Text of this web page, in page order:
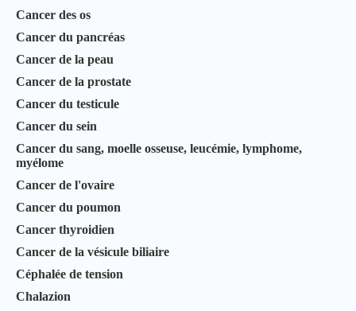
Cancer des os
Cancer du pancréas
Cancer de la peau
Cancer de la prostate
Cancer du testicule
Cancer du sein
Cancer du sang, moelle osseuse, leucémie, lymphome,
myélome
Cancer de l'ovaire
Cancer du poumon
Cancer thyroidien
Cancer de la vésicule biliaire
Céphalée de tension
Chalazion